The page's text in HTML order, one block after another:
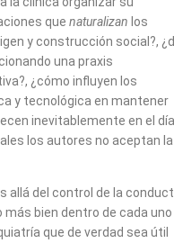
que naturalizan los
y construcción social?,
una praxis
¿cómo influyen los
y tecnológica en mantener
inevitablemente en el
los autores no aceptan la
allá del control de la
bien dentro de cada uno
que de verdad sea útil